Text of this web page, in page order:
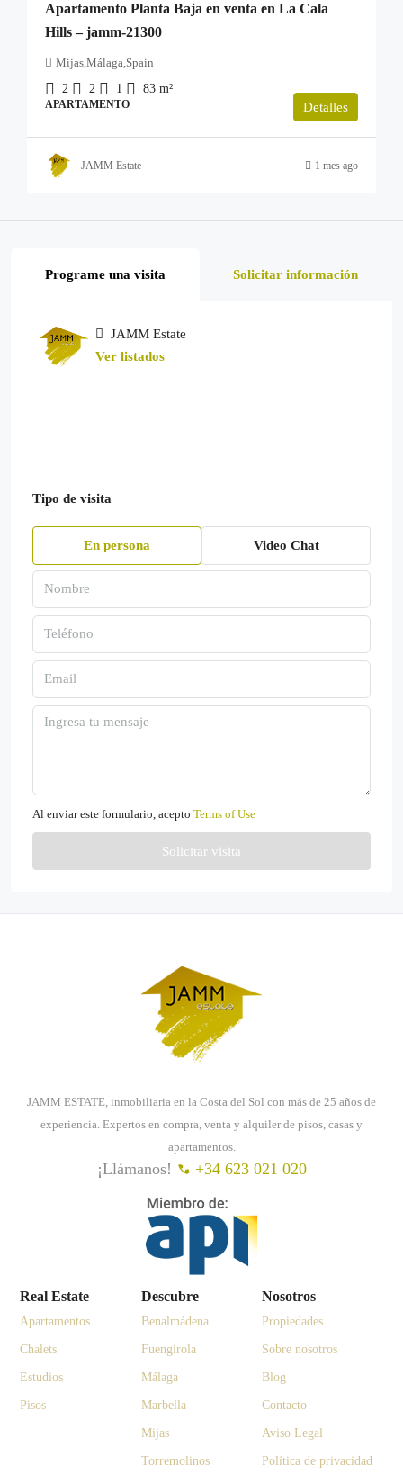
Apartamento Planta Baja en venta en La Cala
Hills – jamm-21300
Mijas,Málaga,Spain
2
2 1 83 m²
APARTAMENTO Detalles
JAMM Estate 1 mes ago
Programe una visita Solicitar información
JAMM Estate
Ver listados
Tipo de visita
En persona Video Chat
Al enviar este formulario, acepto Terms of Use
Solicitar visita
JAMM ESTATE, inmobiliaria en la Costa del Sol con más de 25 años de
experiencia. Expertos en compra, venta y alquiler de pisos, casas y
apartamentos.
¡Llámanos! +34 623 021 020
Real Estate
Apartamentos
Chalets
Estudios
Pisos
Descubre
Benalmádena
Fuengirola
Málaga
Marbella
Mijas
Torremolinos
Nosotros
Propiedades
Sobre nosotros
Blog
Contacto
Aviso Legal
Política de privacidad